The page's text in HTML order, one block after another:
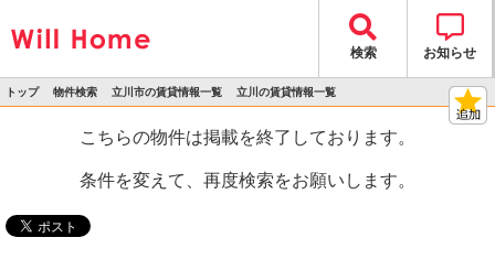
検索 お知らせ
トップ 物件検索 立川市の賃貸情報一覧 立川の賃貸情報一覧
こちらの物件は掲載を終了しております。
条件を変えて、再度検索をお願いします。